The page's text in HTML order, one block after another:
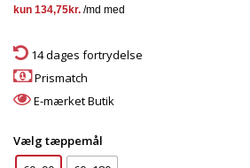
14 dages fortrydelse
Prismatch
E-mærket Butik
Vælg tæppemål